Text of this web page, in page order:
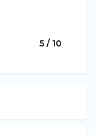
5 / 10